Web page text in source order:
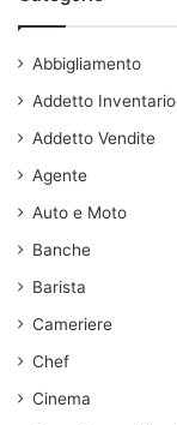
Abbigliamento
Addetto Inventario
Addetto Vendite
Agente
Auto e Moto
Banche
Barista
Cameriere
Chef
Cinema